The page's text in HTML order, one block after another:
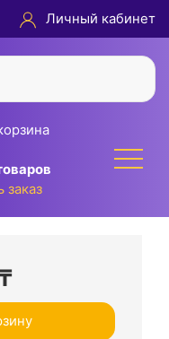
Личный кабинет
заказ